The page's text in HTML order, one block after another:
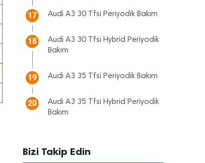
17 Audi A3 30 Tfsi Periyodik Bakım
18
Audi A3 30 Tfsi Hybrid Periyodik
Bakım
19 Audi A3 35 Tfsi Periyodik Bakım
20
Audi A3 35 Tfsi Hybrid Periyodik
Bakım
Bizi Takip Edin